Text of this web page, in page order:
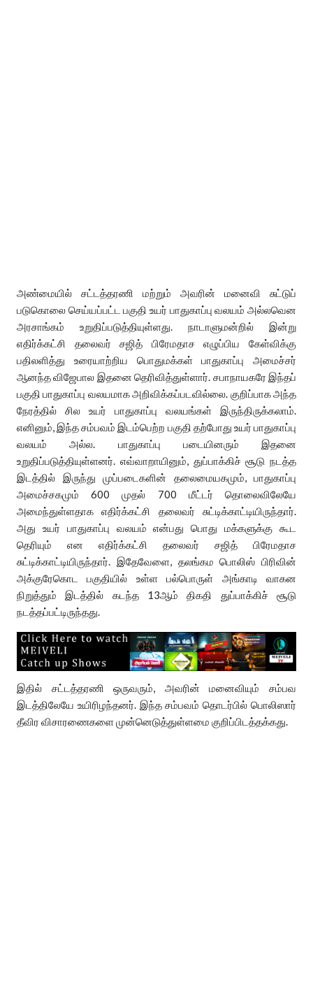
அண்மையில் சட்டத்தரணி மற்றும் அவரின் மனைவி சுட்டுப்
படுகொலை செய்யப்பட்ட பகுதி உயர் பாதுகாப்பு வலயம் அல்லவென
அரசாங்கம் உறுதிப்படுத்தியுள்ளது. நாடாளுமன்றில் இன்று
எதிர்க்கட்சி தலைவர் சஜித் பிரேமதாச எழுப்பிய கேள்விக்கு
பதிலளித்து உரையாற்றிய பொதுமக்கள் பாதுகாப்பு அமைச்சர்
ஆனந்த விஜேபால இதனை தெரிவித்துள்ளார். சபாநாயகரே இந்தப்
பகுதி பாதுகாப்பு வலயமாக அறிவிக்கப்படவில்லை. குறிப்பாக அந்த
நேரத்தில் சில உயர் பாதுகாப்பு வலயங்கள் இருந்திருக்கலாம்.
எனினும், இந்த சம்பவம் இடம்பெற்ற பகுதி தற்போது உயர் பாதுகாப்பு
வலயம் அல்ல. பாதுகாப்பு படையினரும் இதனை
உறுதிப்படுத்தியுள்ளனர். எவ்வாறாயினும், துப்பாக்கிச் சூடு நடத்த
இடத்தில் இருந்து முப்படைகளின் தலைமையகமும், பாதுகாப்பு
அமைச்சகமும் 600 முதல் 700 மீட்டர் தொலைவிலேயே
அமைந்துள்ளதாக எதிர்க்கட்சி தலைவர் சுட்டிக்காட்டியிருந்தார்.
அது உயர் பாதுகாப்பு வலயம் என்பது பொது மக்களுக்கு கூட
தெரியும் என எதிர்க்கட்சி தலைவர் சஜித் பிரேமதாச
சுட்டிக்காட்டியிருந்தார். இதேவேளை, தலங்கம பொலிஸ் பிரிவின்
அக்குரேகொட பகுதியில் உள்ள பல்பொருள் அங்காடி வாகன
நிறுத்தும் இடத்தில் கடந்த 13ஆம் திகதி துப்பாக்கிச் சூடு
நடத்தப்பட்டிருந்தது.
இதில் சட்டத்தரணி ஒருவரும், அவரின் மனைவியும் சம்பவ
இடத்திலேயே உயிரிழந்தனர். இந்த சம்பவம் தொடர்பில் பொலிஸார்
தீவிர விசாரணைகளை முன்னெடுத்துள்ளமை குறிப்பிடத்தக்கது.